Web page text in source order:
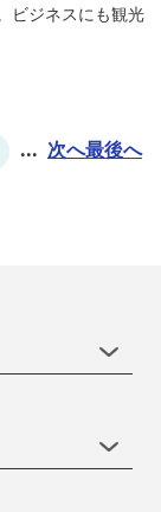
ビジネスにも観光
... 次へ最後へ